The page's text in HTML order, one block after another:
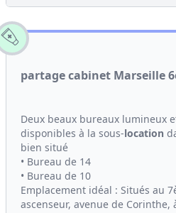
partage cabinet Marseille
Deux beaux bureaux lumineux
disponibles à la sous-location
bien situé
• Bureau de 14
• Bureau de 10
Emplacement idéal : Situés au
ascenseur, avenue de Corinthe,